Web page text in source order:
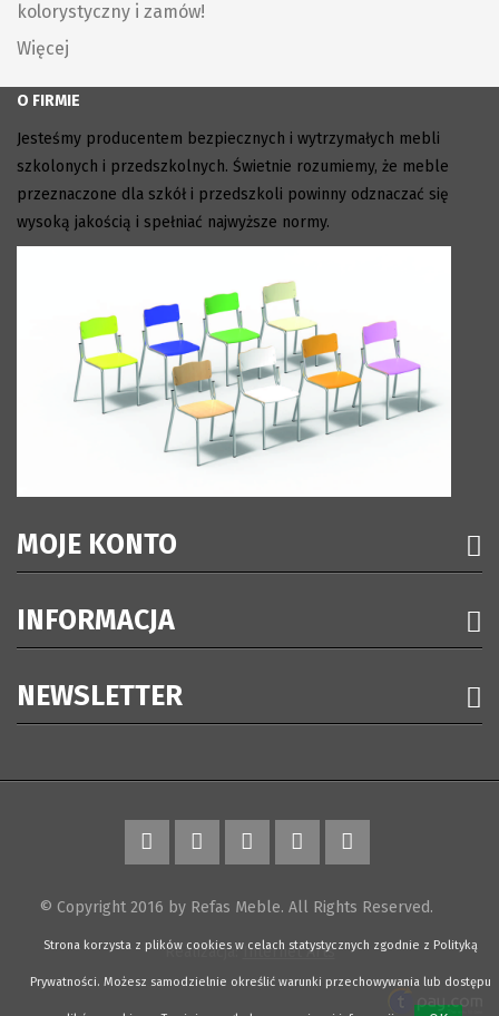
kolorystyczny i zamów!
Więcej
Strona korzysta z plików cookies w celach statystycznych zgodnie z Polityką
Prywatności. Możesz samodzielnie określić warunki przechowywania lub dostępu
O FIRMIE
Jesteśmy producentem bezpiecznych i wytrzymałych mebli
szkolonych i przedszkolnych. Świetnie rozumiemy, że meble
przeznaczone dla szkół i przedszkoli powinny odznaczać się
wysoką jakością i spełniać najwyższe normy.
MOJE KONTO
INFORMACJA
NEWSLETTER
© Copyright 2016 by Refas Meble. All Rights Reserved.
Realizacja:Internet Arts